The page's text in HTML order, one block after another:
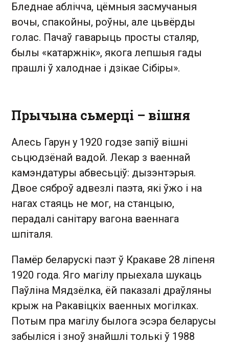
Бледнае аблiчча, цёмныя засмучаныя
вочы, спакойны, роўны, але цьвёрды
голас. Пачаў гаварыць просты сталяр,
былы «катаржнiк», якога лепшыя гады
прашлi ў халоднае i дзiкае Сiбiры».
Прычына сьмерці – вішня
Алесь Гарун у 1920 годзе запіў вішні
сьцюдзёнай вадой. Лекар з ваеннай
камэндатуры абвесьціў: дызэнтэрыя.
Двое сяброў адвезлі паэта, які ўжо і на
нагах стаяць не мог, на станцыю,
перадалі санітару вагона ваеннага
шпіталя.
Памёр беларускі паэт ў Кракаве 28 ліпеня
1920 года. Яго магілу прыехала шукаць
Паўліна Мядзёлка, ёй паказалі драўляны
крыж на Ракавіцкіх ваенных могілках.
Потым пра магілу былога эсэра беларусы
забыліся і зноў знайшлі толькі ў 1988